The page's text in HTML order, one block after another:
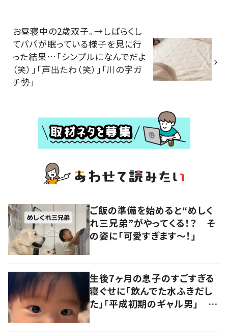
お昼寝中の2歳双子。→しばらくし
てパパが眠っている様子を見に行
った結果…「シンプルになんでだよ
（笑）」「声出たわ（笑）」「川の字ガ
チ勢」
ご飯の準備を始めると“めしく
れ三兄弟”がやってくる！？ そ
の姿に「可愛すぎます〜！」
生後7ヶ月の息子のすごすぎる
寝ぐせに「飲んでた水ふきだし
た」「平成初期のギャル男」 実